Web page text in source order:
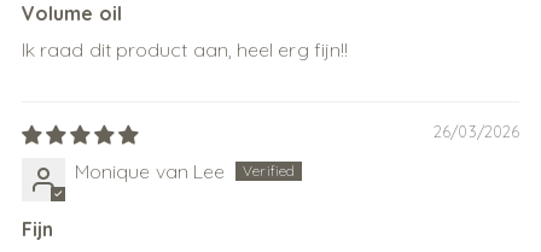
Volume oil
Ik raad dit product aan, heel erg fijn!!
26/03/2026
Monique van Lee
Fijn